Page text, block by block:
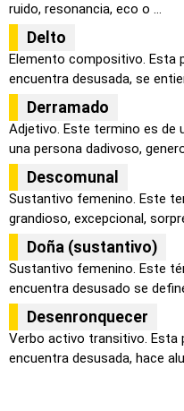
ruido, resonancia, eco o ...
Delto
Elemento compositivo. Esta
encuentra desusada, se
Derramado
Adjetivo. Este termino es de
una persona dadivoso,
Descomunal
Sustantivo femenino. Este
grandioso, excepcional,
Doña (sustantivo)
Sustantivo femenino. Este
encuentra desusado se
Desenronquecer
Verbo activo transitivo. Esta
encuentra desusada, hace